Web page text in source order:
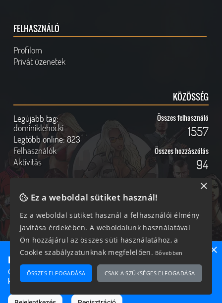
FELHASZNÁLÓ
Profilom
Privát üzenetek
KÖZÖSSÉG
Legújabb tag:
dominiklehocki
Legtöbb online:823
Felhasználók
Aktivitás
Összes felhasználó
1557
Összes hozzászólás
94
Online felhasználók
292 vendég, 0 tag
Kövess Minket!
2026 © Magyar GTA Közösség
hozzájárulásával és a forrás megjelölésével használhatóak fel.
Ne maradj le semmiről!
Csatlakozz most hozzánk, hogy megtudd, milyen egy igazi
közösséghez tartozni!
×
Ez a weboldal sütiket használ!
Ez a weboldal sütiket használ a felhasználói élmény
javítása érdekében. A weboldalunk használatával
Ön hozzájárul az összes süti használatához, a
Cookie szabályzatunknak megfelelően. Bővebben
ÖSSZES ELFOGADÁSA CSAK A SZÜKSÉGES ELFOGADÁSA
×